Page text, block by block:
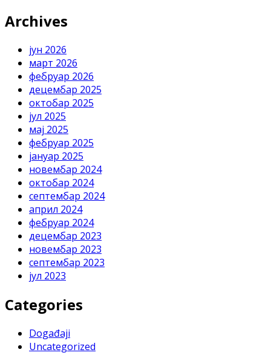
Archives
јун 2026
март 2026
фебруар 2026
децембар 2025
октобар 2025
јул 2025
мај 2025
фебруар 2025
јануар 2025
новембар 2024
октобар 2024
септембар 2024
април 2024
фебруар 2024
децембар 2023
новембар 2023
септембар 2023
јул 2023
Categories
Događaji
Uncategorized